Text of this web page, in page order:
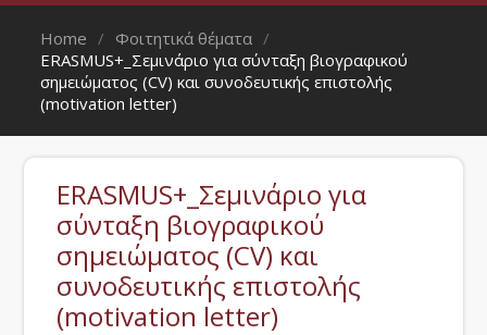
Home
Φοιτητικά θέματα
ERASMUS+_Σεμινάριο για σύνταξη βιογραφικού
σημειώματος (CV) και συνοδευτικής επιστολής
(motivation letter)
ERASMUS+_Σεμινάριο για
σύνταξη βιογραφικού
σημειώματος (CV) και
συνοδευτικής επιστολής
(motivation letter)